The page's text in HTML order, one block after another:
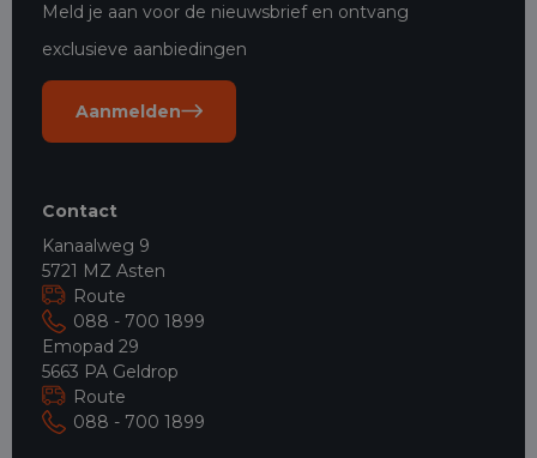
Meld je aan voor de nieuwsbrief en ontvang
exclusieve aanbiedingen
Aanmelden
Contact
Kanaalweg 9
5721 MZ Asten
Route
088 - 700 1899
Emopad 29
5663 PA Geldrop
Route
088 - 700 1899